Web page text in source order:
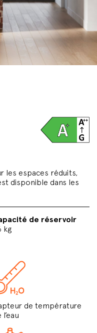
les espaces réduits,
disponible dans les
de réservoir
kg
de température
l’eau